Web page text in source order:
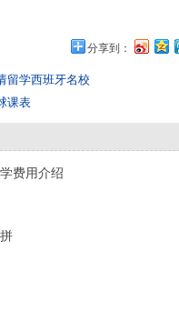
分享到：
留学西班牙名校
课表
费用介绍